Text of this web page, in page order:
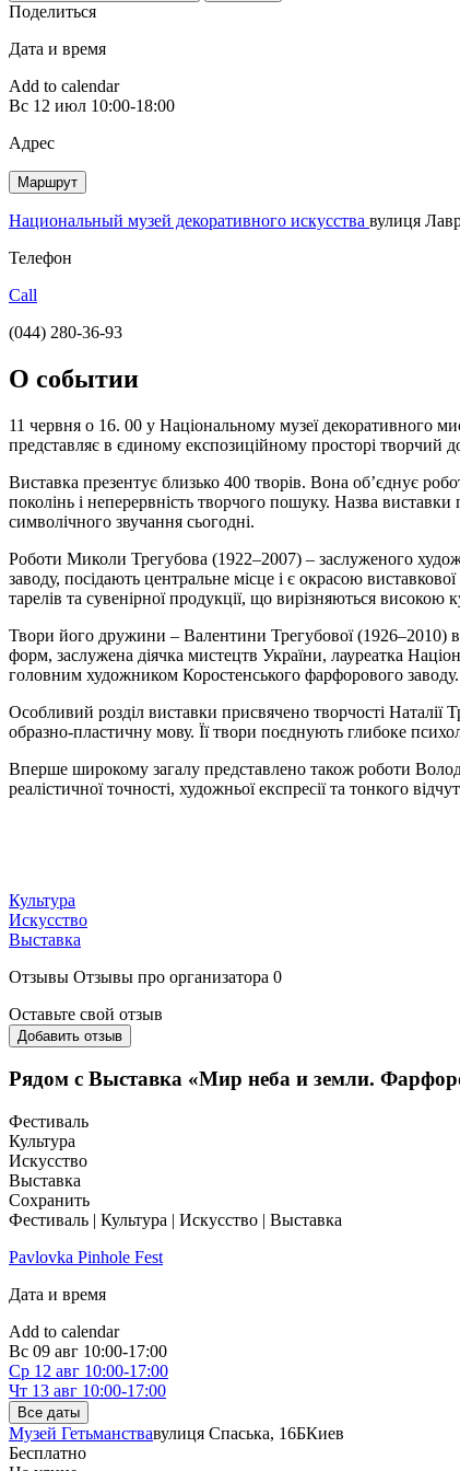
Поделиться
Дата и время
Add to calendar
Вс 12 июл 10:00-18:00
Адрес
Маршрут
Национальный музей декоративного искусства вулиця
Телефон
Call
(044) 280-36-93
О событии
11 червня о 16. 00 у Національному музеї декоративного
представляє в єдиному експозиційному просторі творчий
Виставка презентує близько 400 творів. Вона об’єднує
поколінь і неперервність творчого пошуку. Назва
символічного звучання сьогодні.
Роботи Миколи Трегубова (1922–2007) – заслуженого
заводу, посідають центральне місце і є окрасою
тарелів та сувенірної продукції, що вирізняються
Твори його дружини – Валентини Трегубової (1926–2010)
форм, заслужена діячка мистецтв України, лауреатка
головним художником Коростенського фарфорового
Особливий розділ виставки присвячено творчості
образно-пластичну мову. Її твори поєднують глибоке
Вперше широкому загалу представлено також роботи
реалістичної точності, художньої експресії та тонкого
Культура
Искусство
Выставка
Отзывы Отзывы про организатора 0
Оставьте свой отзыв
Добавить отзыв
Рядом с Выставка «Мир неба и земли.
Фестиваль
Культура
Искусство
Выставка
Сохранить
Фестиваль | Культура | Искусство | Выставка
Pavlovka Pinhole Fest
Дата и время
Add to calendar
Вс 09 авг 10:00-17:00
Ср 12 авг 10:00-17:00
Чт 13 авг 10:00-17:00
Все даты
Музей Гетьманствавулиця Спаська, 16БКиев
Бесплатно